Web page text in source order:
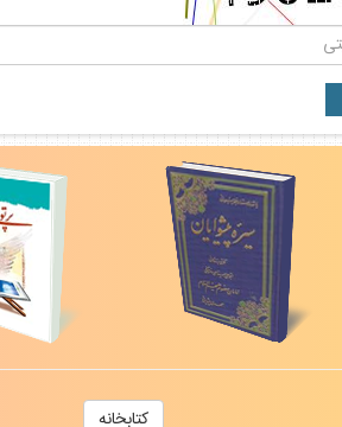
كتابخانه